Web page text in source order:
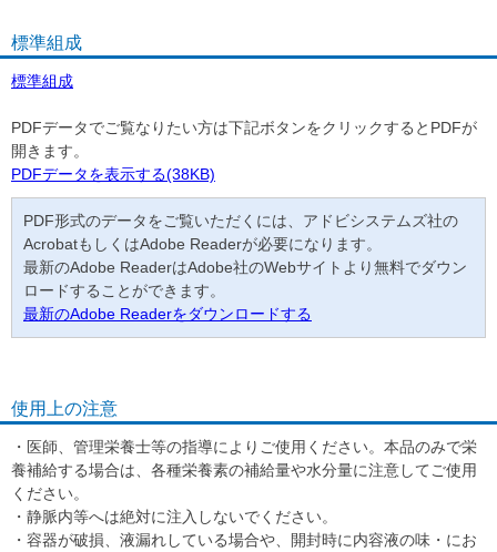
標準組成
標準組成
PDFデータでご覧なりたい方は下記ボタンをクリックするとPDFが
開きます。
PDFデータを表示する(38KB)
PDF形式のデータをご覧いただくには、アドビシステムズ社の
AcrobatもしくはAdobe Readerが必要になります。
最新のAdobe ReaderはAdobe社のWebサイトより無料でダウン
ロードすることができます。
最新のAdobe Readerをダウンロードする
使用上の注意
・医師、管理栄養士等の指導によりご使用ください。本品のみで栄
養補給する場合は、各種栄養素の補給量や水分量に注意してご使用
ください。
・静脈内等へは絶対に注入しないでください。
・容器が破損、液漏れしている場合や、開封時に内容液の味・にお